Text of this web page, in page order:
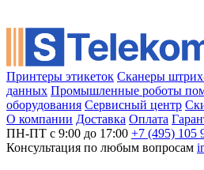
Принтеры этикеток Сканеры
данных Промышленные роботы
оборудования Сервисный центр
О компании Доставка Оплата
ПН-ПТ с 9:00 до 17:00 +7 (495) 105
Консультация по любым вопросам